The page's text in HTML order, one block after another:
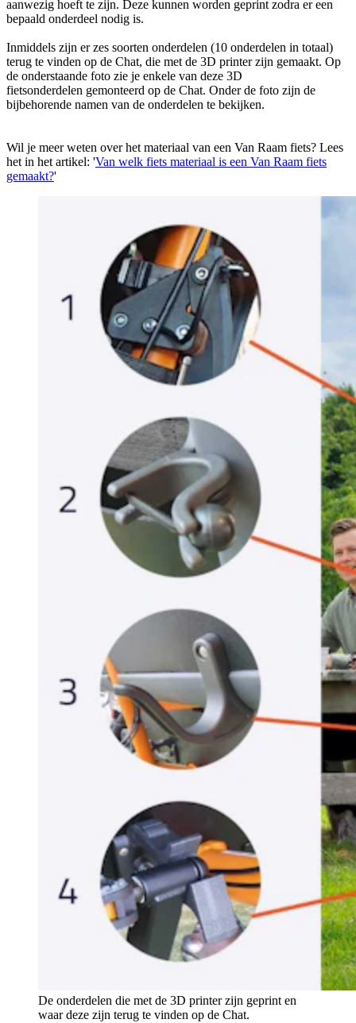
aanwezig hoeft te zijn. Deze kunnen worden geprint zodra er een
bepaald onderdeel nodig is.
Inmiddels zijn er zes soorten onderdelen (10 onderdelen in totaal)
terug te vinden op de Chat, die met de 3D printer zijn gemaakt. Op
de onderstaande foto zie je enkele van deze 3D
fietsonderdelen gemonteerd op de Chat. Onder de foto zijn de
bijbehorende namen van de onderdelen te bekijken.
Wil je meer weten over het materiaal van een Van Raam fiets? Lees
het in het artikel: 'Van welk fiets materiaal is een Van Raam fiets
gemaakt?'
De onderdelen die met de 3D printer zijn geprint en
waar deze zijn terug te vinden op de Chat.